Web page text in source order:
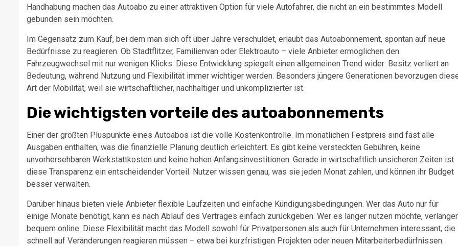
Handhabung machen das Autoabo zu einer attraktiven Option für viele Autofahrer, die nicht an ein bestimmtes Modell
gebunden sein möchten.
Im Gegensatz zum Kauf, bei dem man sich oft über Jahre verschuldet, erlaubt das Autoabonnement, spontan auf neue
Bedürfnisse zu reagieren. Ob Stadtflitzer, Familienvan oder Elektroauto – viele Anbieter ermöglichen den
Fahrzeugwechsel mit nur wenigen Klicks. Diese Entwicklung spiegelt einen allgemeinen Trend wider: Besitz verliert an
Bedeutung, während Nutzung und Flexibilität immer wichtiger werden. Besonders jüngere Generationen bevorzugen
Art der Mobilität, weil sie wirtschaftlicher, nachhaltiger und unkomplizierter ist.
Die wichtigsten vorteile des autoabonnements
Einer der größten Pluspunkte eines Autoabos ist die volle Kostenkontrolle. Im monatlichen Festpreis sind fast alle
Ausgaben enthalten, was die finanzielle Planung deutlich erleichtert. Es gibt keine versteckten Gebühren, keine
unvorhersehbaren Werkstattkosten und keine hohen Anfangsinvestitionen. Gerade in wirtschaftlich unsicheren Zeiten ist
diese Transparenz ein entscheidender Vorteil. Nutzer wissen genau, was sie jeden Monat zahlen, und können ihr Budget
besser verwalten.
Darüber hinaus bieten viele Anbieter flexible Laufzeiten und einfache Kündigungsbedingungen. Wer das Auto nur für
einige Monate benötigt, kann es nach Ablauf des Vertrages einfach zurückgeben. Wer es länger nutzen möchte,
bequem online. Diese Flexibilität macht das Modell sowohl für Privatpersonen als auch für Unternehmen interessant, die
schnell auf Veränderungen reagieren müssen – etwa bei kurzfristigen Projekten oder neuen Mitarbeiterbedürfnissen.